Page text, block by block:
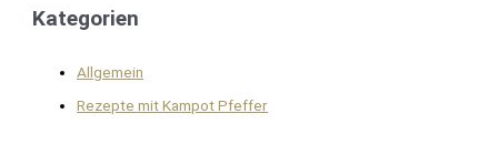
Kategorien
Allgemein
Rezepte mit Kampot Pfeffer